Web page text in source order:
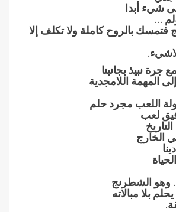
شيء أبدا
…
فتمسك بالروح كاملة ولا تكلف إلا
جرة نبيذ بجانبنا
المهمة اللامجدية
اللعب مجرد حلم
لعب
الخارج
وهو الشطرنج
بلا مبالاته